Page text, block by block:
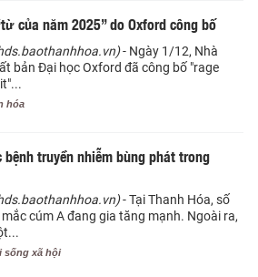
của năm 2025” do Oxford công bố
- Ngày 1/12, Nhà
bản Đại học Oxford đã công bố "rage
hóa
truyền nhiễm bùng phát trong
- Tại Thanh Hóa, số
cúm A đang gia tăng mạnh. Ngoài ra,
sống xã hội